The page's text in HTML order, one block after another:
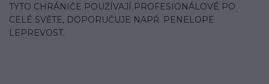
TYTO CHRÁNIČE POUŽÍVAJÍ PROFESIONÁLOVÉ PO
CELÉ SVĚTE, DOPORUČUJE NAPŘ. PENELOPE
LEPREVOST.